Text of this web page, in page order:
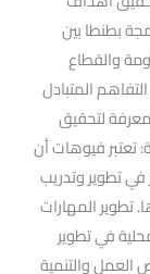
بطنطا بين
والقطاع
المتبادل
لتحقيق
تعتبر فيوهات أن
تطوير وتدريب
تطوير المهارات
في تطوير
العمل والتنمية